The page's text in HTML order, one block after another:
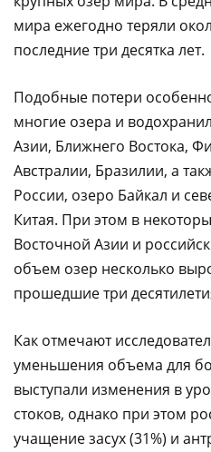
мира ежегодно теряли
последние три десятка лет.
Подобные потери
многие озера и
Азии, Ближнего Востока,
Австралии, Бразилии, а
России, озеро Байкал и
Китая. При этом в
Восточной Азии и
объем озер несколько
прошедшие три
Как отмечают
уменьшения объема для
выступали изменения в
стоков, однако при этом
учащение засух (31%) и